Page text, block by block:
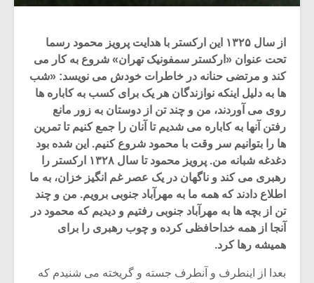
از سال ۱۳۲۵ این ارکستر با هدایت پرویز محمود رسما
تحت عنوان «ارکستر سمفونیک تهران» شروع به کار می
کند و مرتضی حنانه در خاطرات خودش می نویسد: «شب
ها به دلیل اینکه نوازندگان هر یک برای کسب به کاباره ها
روی می آوردند، من و چند تن از دوستان به زور مانع
رفتن آنها به کاباره می شدیم تا آنان را جمع کنیم تا تمرین
ها را بتوانیم سر وقت با محمود شروع کنیم. این شده بود
دغدغه شبانه من. پرویز محمود تا سال ۱۳۲۸ ارکستر را
رهبری می کند و ناگهان در یک عصر غم انگیز خزان، به ما
اطلاع دادند که همه ما به مهرآباد جنوبی برویم. من و چند
تن از بچه ها به مهرآباد جنوبی رفتیم و دیدیم که محمود در
آنجا از همه خداحافظی کرده و چوب رهبری را برای
همیشه رها کرد.
بعدا از اینطرف و آنطرف جسته و گریخته می شنیدم که